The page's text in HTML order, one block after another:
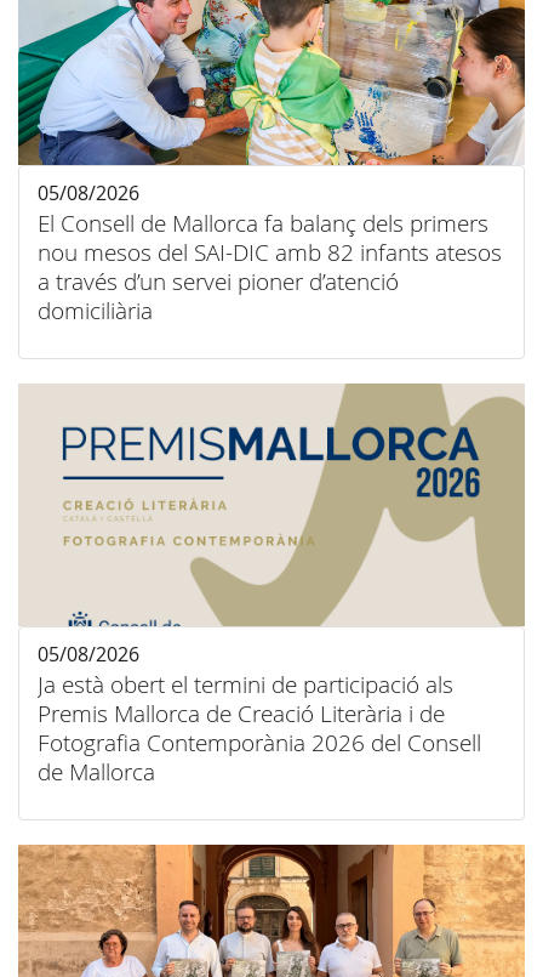
El Consell de Mallorca fa balanç dels primers
nou mesos del SAI-DIC amb 82 infants atesos
a través d’un servei pioner d’atenció
domiciliària
05/08/2026
Ja està obert el termini de participació als
Premis Mallorca de Creació Literària i de
Fotografia Contemporània 2026 del Consell
de Mallorca
05/08/2026